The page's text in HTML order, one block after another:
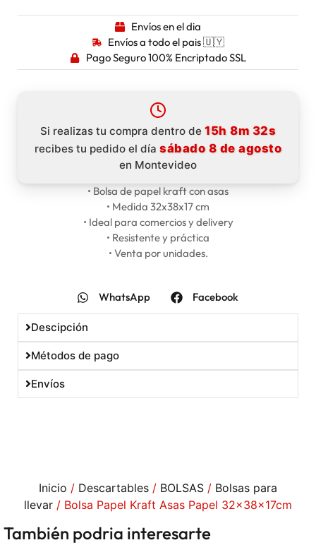
Envíos en el dia
Envíos a todo el pais 🇺🇾
Pago Seguro 100% Encriptado SSL
Si realizas tu compra dentro de 15h 8m 32s
recibes tu pedido el día sábado 8 de agosto
en Montevideo
• Bolsa de papel kraft con asas
• Medida 32x38x17 cm
• Ideal para comercios y delivery
• Resistente y práctica
• Venta por unidades.
WhatsApp Facebook
Descipción
Métodos de pago
Envíos
Inicio / Descartables / BOLSAS / Bolsas para
llevar / Bolsa Papel Kraft Asas Papel 32x38x17cm
También podria interesarte